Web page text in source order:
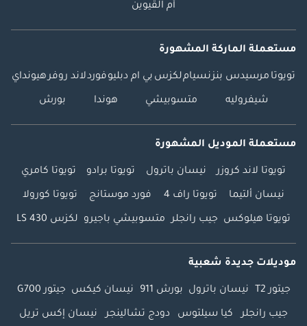
أم القيوين
مستعملة الماركة المشهورة
تويوتا مرسيدس بنزنسياملكزس بي ام دبليوفوردلاند روفرهيونداي
شيفروليه متسوبيشي هوندا بورش
مستعملة الموديل المشهورة
تويوتا لاند كروزر نيسان باترول تويوتا برادو تويوتا كامري
نيسان ألتيما تويوتا راف 4 فورد موستانج تويوتا كورولا
تويوتا هيلوكس جيب رانجلر متسوبيشي باجيرو لكزس LS 430
موديلات جديدة شعبية
جيتور T2 نيسان باترول بورش 911 نيسان كيكس جيتور G700
جيب رانجلر كيا سيلتوس دودج تشالينجر نيسان إكس تريل